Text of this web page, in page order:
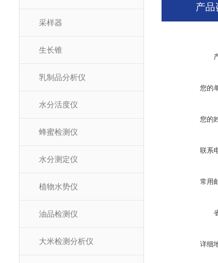
采样器
生长锥
乳制品分析仪
水分活度仪
蜂蜜检测仪
水分测定仪
植物水势仪
油品检测仪
大米检测分析仪
产品
您的
您的
联系
常用
详细